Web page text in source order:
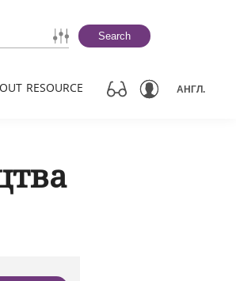
Search
RESOURCE АНГЛ.